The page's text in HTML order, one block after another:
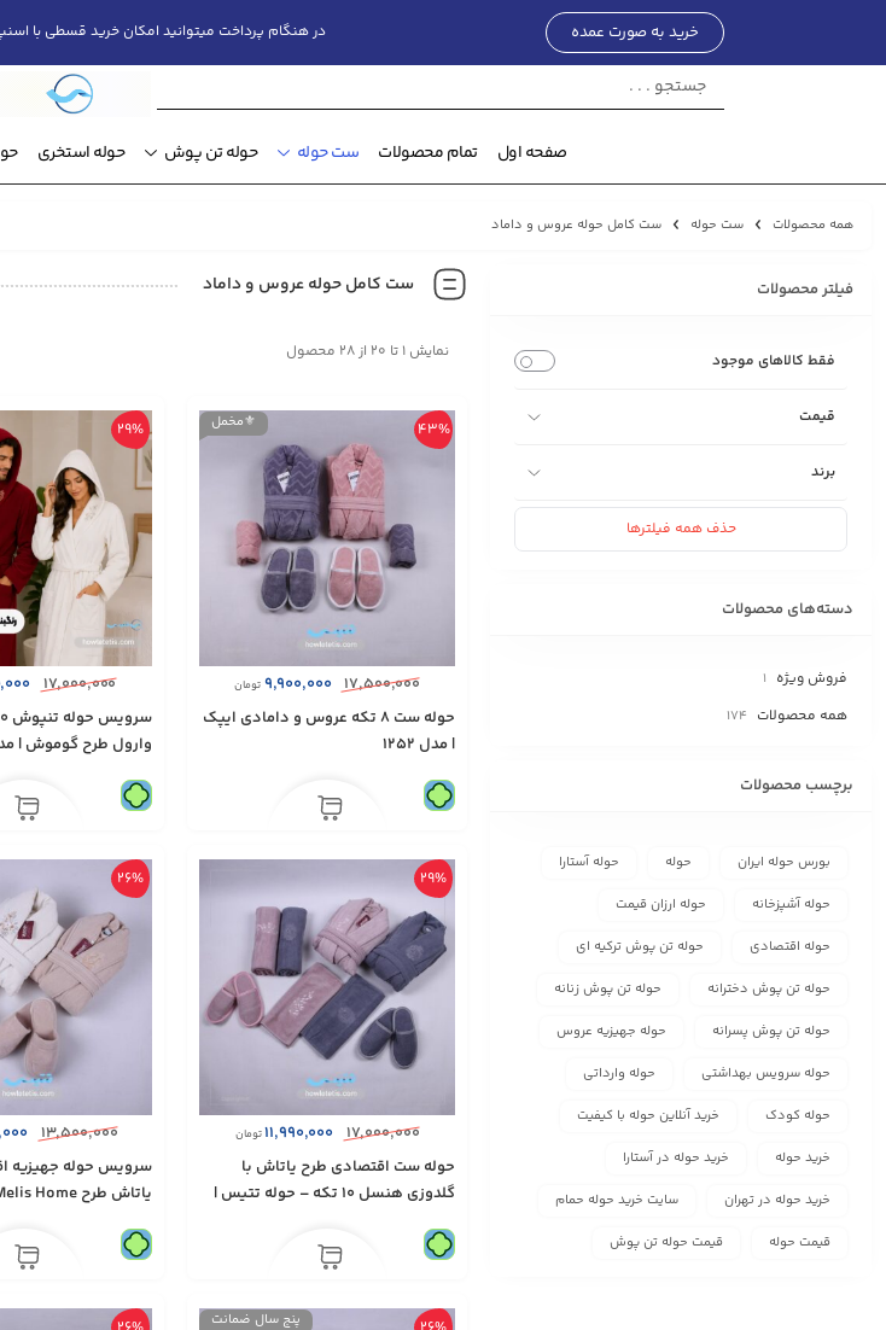
خرید به صورت عمده در هنگام پرداخت میتوانید امکان خرید قسطی با
صفحه اول تمام محصولات ست حوله حوله تن پوش حوله استخری
همه محصولات ست حوله ست كامل حوله عروس و داماد
ست كامل حوله عروس و داماد
نمایش 1 تا 20 از 28 محصول
⚜️مخمل 43%
۱۷,۵۰۰,۰۰۰ ۹,۹۰۰,۰۰۰ تومان
حوله ست ۸ تکه عروس و دامادی ایپک
| مدل 1252
29%
۱۷,۰۰۰,۰۰۰
وارول طرح گوموش | مدل
29%
۱۷,۰۰۰,۰۰۰ ۱۱,۹۹۰,۰۰۰ تومان
حوله ست اقتصادی طرح ياتاش با
گلدوزی هنسل ۱۰ تکه – حوله تتيس |
26%
۱۳,۵۰۰,۰۰۰
سرویس حوله جهیزيه
پنج سال ضمانت
فیلتر محصولات
فقط کالاهای موجود
قیمت
برند
حذف همه فیلترها
دسته‌های محصولات
فروش ویژه 1
همه محصولات 174
برچسب محصولات
بورس حوله ایران حوله حوله آستارا
حوله آشپزخانه حوله ارزان قیمت
حوله اقتصادی حوله تن پوش ترکیه ای
حوله تن پوش دخترانه حوله تن پوش زنانه
حوله تن پوش پسرانه حوله جهیزیه عروس
حوله سرویس بهداشتی حوله وارداتی
حوله کودک خرید آنلاین حوله با کیفیت
خرید حوله خرید حوله در آستارا
خرید حوله در تهران سایت خرید حوله حمام
قیمت حوله قیمت حوله تن پوش